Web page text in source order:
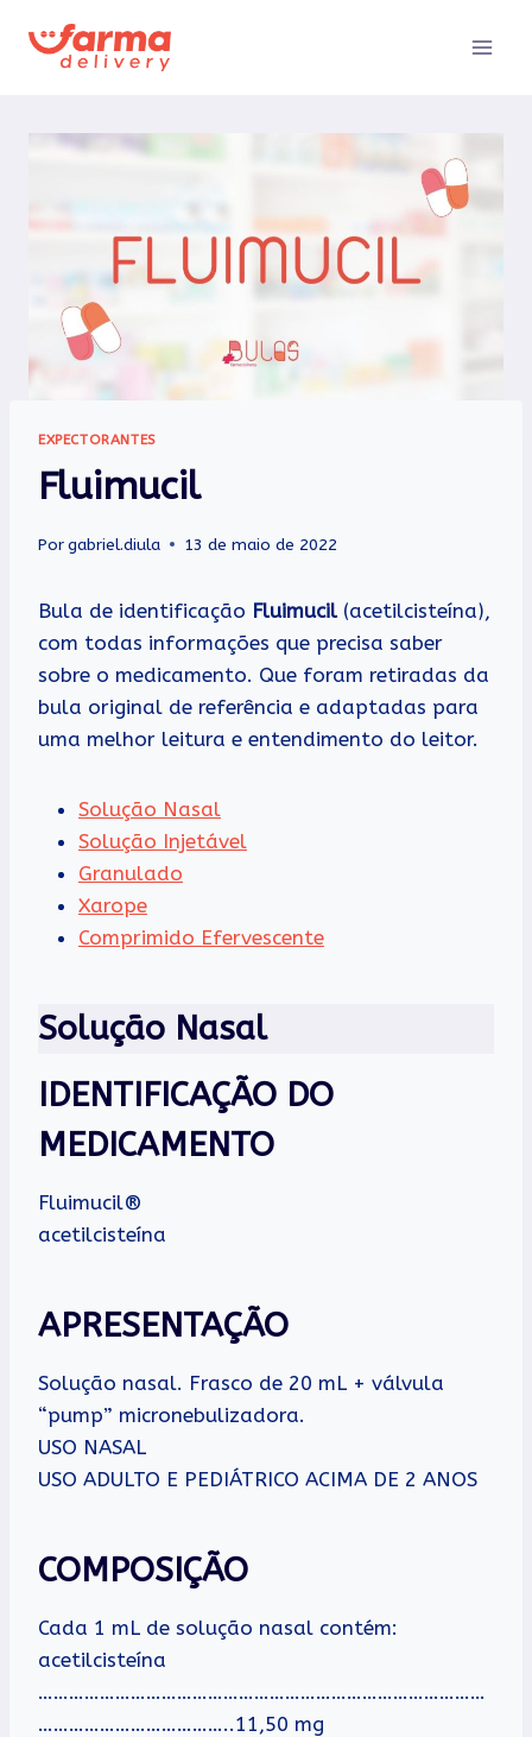
para
EXPECTORANTES
Fluimucil
Porgabriel.diula 13 de maio de 2022
Bula de identificação Fluimucil (acetilcisteína),
com todas informações que precisa saber
sobre o medicamento. Que foram retiradas da
bula original de referência e adaptadas para
uma melhor leitura e entendimento do leitor.
Solução Nasal
Solução Injetável
Granulado
Xarope
Comprimido Efervescente
Solução Nasal
IDENTIFICAÇÃO DO
MEDICAMENTO
Fluimucil®
acetilcisteína
APRESENTAÇÃO
Solução nasal. Frasco de 20 mL + válvula
“pump” micronebulizadora.
USO NASAL
USO ADULTO E PEDIÁTRICO ACIMA DE 2 ANOS
COMPOSIÇÃO
Cada 1 mL de solução nasal contém:
acetilcisteína
……………………………………………………………………………
………………………………..11,50 mg